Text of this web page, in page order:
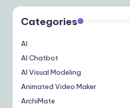
Categories
AI
AI Chatbot
AI Visual Modeling
Animated Video Maker
ArchiMate